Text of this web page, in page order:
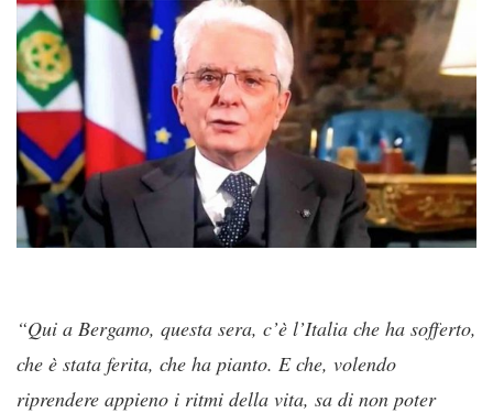
“Qui a Bergamo, questa sera, c’è l’Italia che ha sofferto,
che è stata ferita, che ha pianto. E che, volendo
riprendere appieno i ritmi della vita, sa di non poter